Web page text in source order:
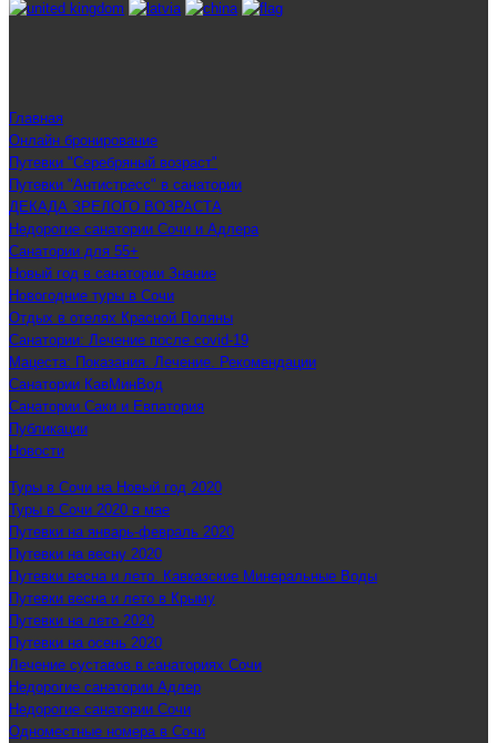
Главная
Онлайн бронирование
Путевки "Серебряный возраст"
Путевки "Антистресс" в санатории
ДЕКАДА ЗРЕЛОГО ВОЗРАСТА
Недорогие санатории Сочи и Адлера
Санатории для 55+
Новый год в санатории Знание
Новогодние туры в Сочи
Отдых в отелях Красной Поляны
Санатории: Лечение после covid-19
Мацеста: Показания. Лечение. Рекомендации
Санатории КавМинВод
Санатории Саки и Евпатория
Публикации
Новости
Туры в Сочи на Новый год 2020
Туры в Сочи 2020 в мае
Путевки на январь-февраль 2020
Путевки на весну 2020
Путевки весна и лето. Кавказские Минеральные Воды
Путевки весна и лето в Крыму
Путевки на лето 2020
Путевки на осень 2020
Лечение суставов в санаториях Сочи
Недорогие санатории Адлер
Недорогие санатории Сочи
Одноместные номера в Сочи